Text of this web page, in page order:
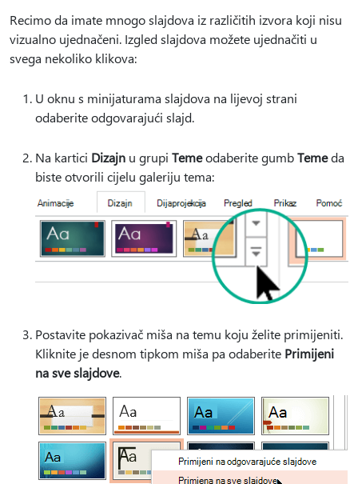
Recimo da imate mnogo slajdova iz različitih izvora koji nisu
vizualno ujednačeni. Izgled slajdova možete ujednačiti u
svega nekoliko klikova:
U oknu s minijaturama slajdova na lijevoj strani
odaberite odgovarajući slajd.
Na kartici Dizajn u grupi Temeodaberite gumbTemeda
biste otvorili cijelu galeriju tema:
Postavite pokazivač miša na temu koju želite primijeniti.
Kliknite je desnom tipkom miša pa odaberite Primijeni
na sve slajdove.